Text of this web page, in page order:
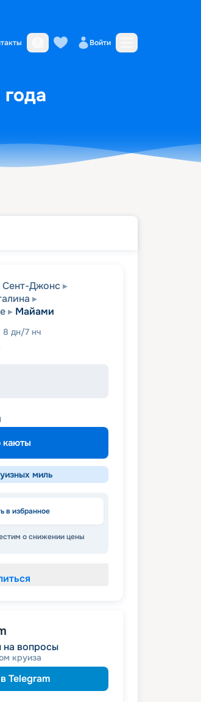
Войти
Сент-Джонс
Майами
8 дн/7 нч
каюты
миль
в избранное
о снижении цены
на вопросы
круиза
Telegram